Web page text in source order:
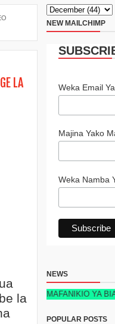
LA
la
NEW MAILCHIMP
Weka Email
Majina Yako
Weka Namba
NEWS
YA MAFANIKIO YA
POPULAR POSTS